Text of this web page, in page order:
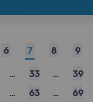
procurement
fund
leader européen
6 7 8 9
... 33 ... 39
... 63 ... 69